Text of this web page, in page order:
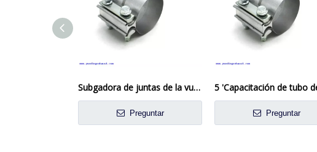
Subgadora de juntas de la vuelta de acero aluminizada de 6 pulgadas, abrazadera de banda de escape
Preguntar Preguntar